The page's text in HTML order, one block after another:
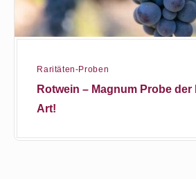
Raritäten-Proben
Rotwein – Magnum Probe
Art!